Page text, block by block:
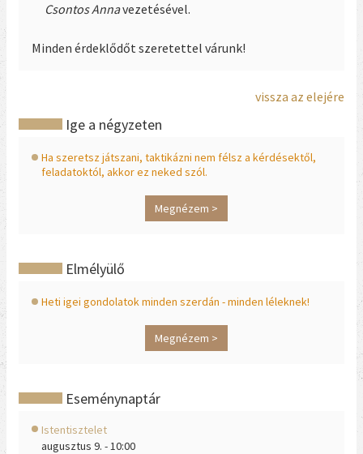
Csontos Annavezetésével.
Minden érdeklődőt szeretettel várunk!
vissza az elejére
Ige a négyzeten
Ha szeretsz játszani, taktikázni nem félsz a kérdésektől,
feladatoktól, akkor ez neked szól.
Megnézem >
Elmélyülő
Heti igei gondolatok minden szerdán - minden léleknek!
Megnézem >
Eseménynaptár
Istentisztelet
augusztus 9. - 10:00